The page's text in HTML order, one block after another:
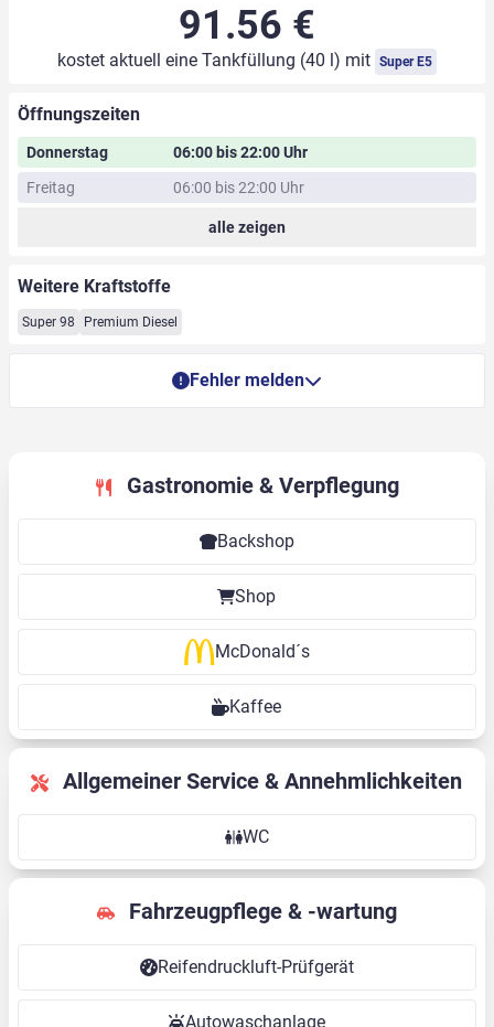
91.56 €
kostet aktuell eine Tankfüllung (40 l) mit Super E5
Öffnungszeiten
Donnerstag
06:00 bis 22:00 Uhr
Freitag
06:00 bis 22:00 Uhr
alle zeigen
Weitere Kraftstoffe
Super 98 Premium Diesel
Fehler melden
Gastronomie & Verpflegung
Backshop
Shop
McDonald´s
Kaffee
Allgemeiner Service & Annehmlichkeiten
WC
Fahrzeugpflege & -wartung
Reifendruckluft-Prüfgerät
Autowaschanlage